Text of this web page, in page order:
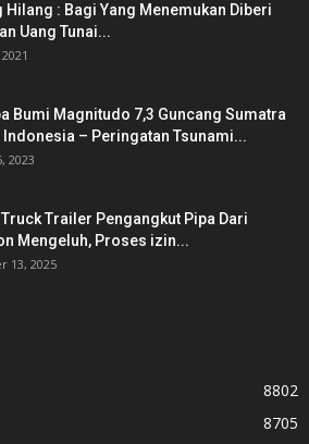
Hilang : Bagi Yang Menemukan Diberi
Uang Tunai...
Bumi Magnitudo 7,3 Guncang Sumatra
Indonesia – Peringatan Tsunami...
2023
Trailer Pengangkut Pipa Dari
Mengeluh, Proses izin...
13, 2025
8802
8705